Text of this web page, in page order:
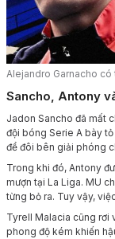
Alejandro Garnacho
Sancho, Antony
Jadon Sancho đã mất
đội bóng Serie A bày
để đôi bên giải phóng
Trong khi đó, Antony
mượn tại La Liga. MU
từng bỏ ra. Tuy vậy,
Tyrell Malacia cũng rơi
phong độ kém khiến